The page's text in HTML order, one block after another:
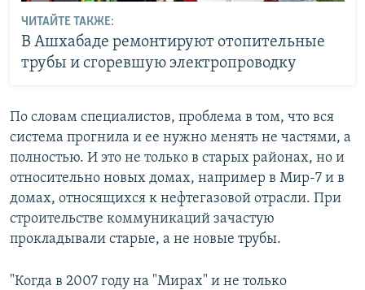
ЧИТАЙТЕ ТАКЖЕ:
В Ашхабаде ремонтируют отопительные
трубы и сгоревшую электропроводку
По словам специалистов, проблема в том, что вся
система прогнила и ее нужно менять не частями, а
полностью. И это не только в старых районах, но и
относительно новых домах, например в Мир-7 и в
домах, относящихся к нефтегазовой отрасли. При
строительстве коммуникаций зачастую
прокладывали старые, а не новые трубы.
"Когда в 2007 году на "Мирах" и не только